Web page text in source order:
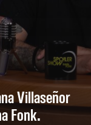
Villaseñor
Fonk.